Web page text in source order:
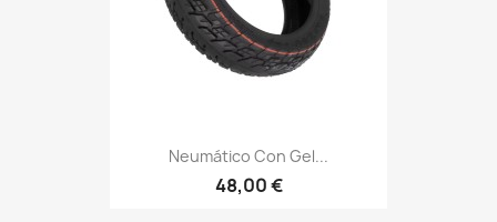
Neumático Con Gel...
48,00 €